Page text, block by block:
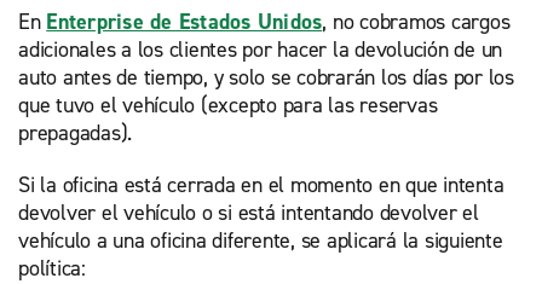
En Enterprise de Estados Unidos, no cobramos cargos
adicionales a los clientes por hacer la devolución de un
auto antes de tiempo, y solo se cobrarán los días por los
que tuvo el vehículo (excepto para las reservas
prepagadas).
Si la oficina está cerrada en el momento en que intenta
devolver el vehículo o si está intentando devolver el
vehículo a una oficina diferente, se aplicará la siguiente
política: